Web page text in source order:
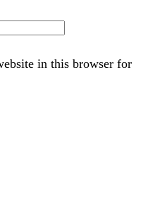
in this browser for